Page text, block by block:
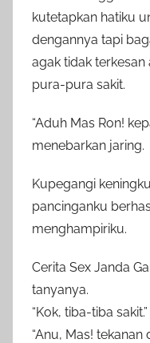
kutetapkan hatiku
dengannya tapi
agak tidak
pura-pura sakit.
“Aduh Mas Ron!
menebarkan jaring.
Kupegangi
pancinganku
menghampiriku.
Cerita Sex Janda
tanyanya.
“Kok, tiba-tiba sakit.”
“Anu, Mas!